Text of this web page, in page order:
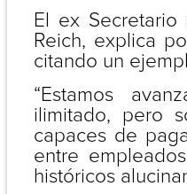
El ex
Reich, explica
citando un
“Estamos
ilimitado, pero
capaces de
entre
históricos